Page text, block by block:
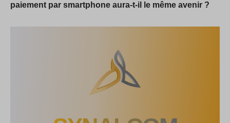
paiement par smartphone aura-t-il le même avenir ?